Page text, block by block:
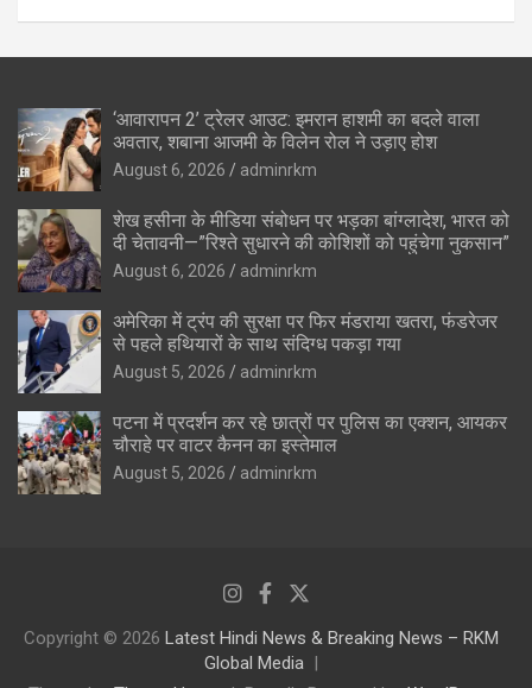
‘आवारापन 2’ ट्रेलर आउट: इमरान हाशमी का बदले वाला
अवतार, शबाना आजमी के विलेन रोल ने उड़ाए होश
August 6, 2026 adminrkm
शेख हसीना के मीडिया संबोधन पर भड़का बांग्लादेश, भारत को
दी चेतावनी—”रिश्ते सुधारने की कोशिशों को पहुंचेगा नुकसान”
August 6, 2026 adminrkm
अमेरिका में ट्रंप की सुरक्षा पर फिर मंडराया खतरा, फंडरेजर
से पहले हथियारों के साथ संदिग्ध पकड़ा गया
August 5, 2026 adminrkm
पटना में प्रदर्शन कर रहे छात्रों पर पुलिस का एक्शन, आयकर
चौराहे पर वाटर कैनन का इस्तेमाल
August 5, 2026 adminrkm
Copyright © 2026 Latest Hindi News & Breaking News – RKM
Global Media